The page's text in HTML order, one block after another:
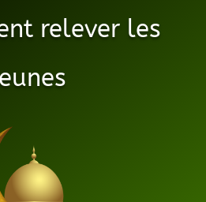
relever les